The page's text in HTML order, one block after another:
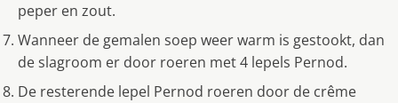
peper en zout.
Wanneer de gemalen soep weer warm is gestookt, dan
de slagroom er door roeren met 4 lepels Pernod.
De resterende lepel Pernod roeren door de crême